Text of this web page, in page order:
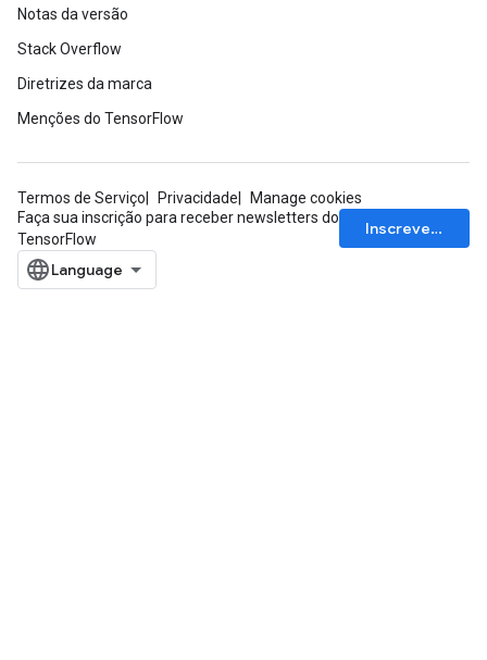
Notas da versão
Stack Overflow
Diretrizes da marca
Menções do TensorFlow
Termos de Serviço Privacidade
Manage cookies
Faça sua inscrição para receber newsletters do
TensorFlow
Inscrever-se